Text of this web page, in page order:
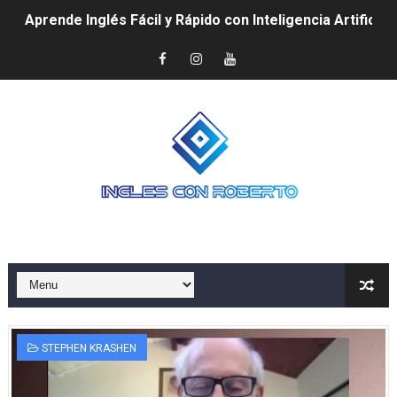
Aprende Inglés Fácil y Rápido con Inteligencia Artificial
📱🔥 Las Mejores Apps para Aprender Inglés Rápido
🇺🇸 Cómo Aprender Inglés Rápido y Fácil si Vives en
🎨 Curso Gratis de Inglés para Niños: Aprende
🆓 Mejores Cursos de Inglés Gratis en 2025: ¿Cuál es
✅ ¿Qué es la técnica del Shadowing y cómo ayuda a
Método Krashen: Aprende inglés rápido sin estudiar
Cómo Conseguir Skins en Free Fire 2025 de Forma
STEPHEN KRASHEN